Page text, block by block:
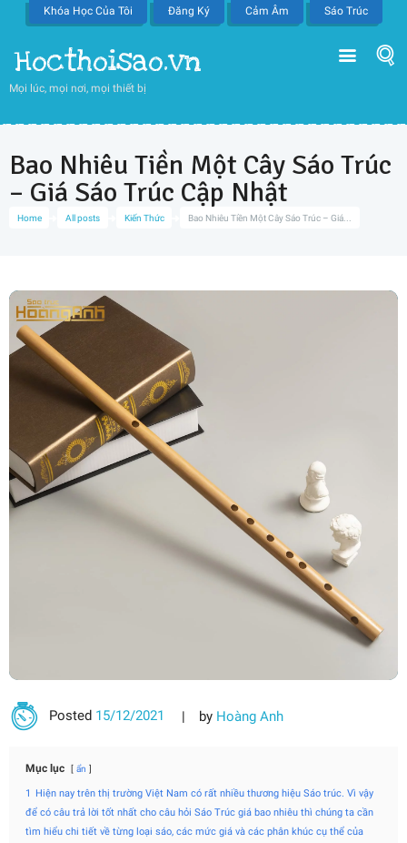
Khóa Học Của Tôi Đăng Ký Cảm Âm Sáo Trúc
Hocthoisao.vn
Mọi lúc, mọi nơi, mọi thiết bị
Home All posts Kiến Thức Bao Nhiêu Tiền Một Cây Sáo Trúc – Giá...
Bao Nhiêu Tiền Một Cây Sáo Trúc
– Giá Sáo Trúc Cập Nhật
Posted 15/12/2021 by Hoàng Anh
Mục lục ẩn
1
Hiện nay trên thị trường Việt Nam có rất nhiều thương hiệu Sáo trúc. Vì vậy
để có câu trả lời tốt nhất cho câu hỏi Sáo Trúc giá bao nhiêu thì chúng ta cần
tìm hiểu chi tiết về từng loại sáo, các mức giá và các phân khúc cụ thể của